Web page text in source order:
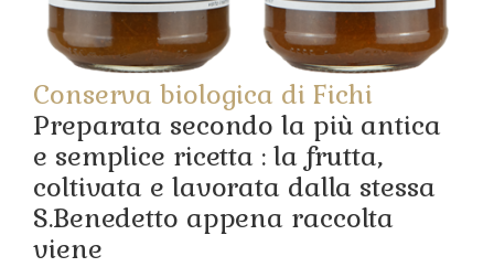
Conserva biologica di Fichi
Preparata secondo la più antica
e semplice ricetta : la frutta,
coltivata e lavorata dalla stessa
S.Benedetto appena raccolta
viene